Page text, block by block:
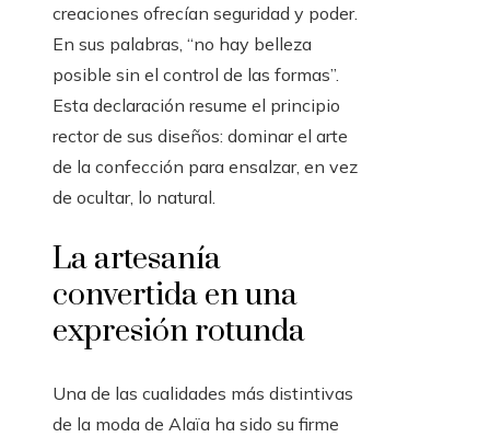
creaciones ofrecían seguridad y poder.
En sus palabras, “no hay belleza
posible sin el control de las formas”.
Esta declaración resume el principio
rector de sus diseños: dominar el arte
de la confección para ensalzar, en vez
de ocultar, lo natural.
La artesanía
convertida en una
expresión rotunda
Una de las cualidades más distintivas
de la moda de Alaïa ha sido su firme